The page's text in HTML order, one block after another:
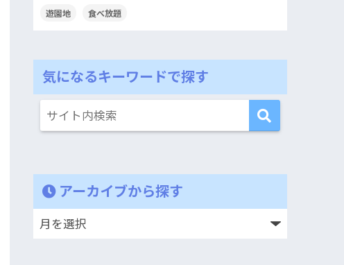
遊園地 食べ放題
気になるキーワードで探す
アーカイブから探す